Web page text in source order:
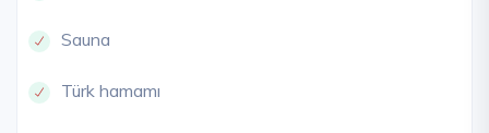
Sauna
Türk hamamı